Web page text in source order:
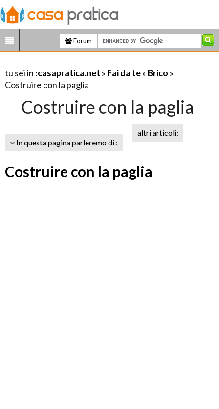
Forum
tu sei in :casapratica.net » Fai da te» Brico »
Costruire con la paglia
Costruire con la paglia
In questa pagina parleremo di :
altri articoli:
Costruire con la paglia